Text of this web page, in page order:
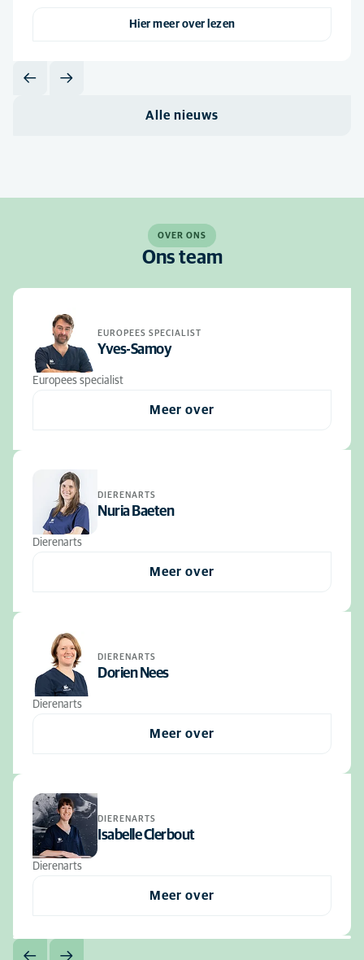
Hier meer over lezen
Alle nieuws
OVER ONS
Ons team
EUROPEES SPECIALIST
Yves-Samoy
Europees specialist
Meer over
DIERENARTS
Nuria Baeten
Dierenarts
Meer over
DIERENARTS
Dorien Nees
Dierenarts
Meer over
DIERENARTS
Isabelle Clerbout
Dierenarts
Meer over